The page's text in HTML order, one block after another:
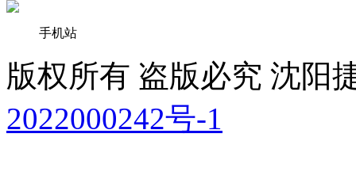
手机站
版权所有 盗版必究 沈
2022000242号-1